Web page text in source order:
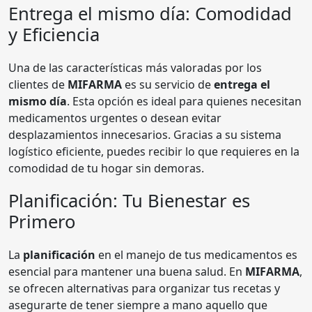
Entrega el mismo día: Comodidad
y Eficiencia
Una de las características más valoradas por los
clientes de MIFARMA es su servicio deentrega el
mismo día. Esta opción es ideal para quienes necesitan
medicamentos urgentes o desean evitar
desplazamientos innecesarios. Gracias a su sistema
logístico eficiente, puedes recibir lo que requieres en la
comodidad de tu hogar sin demoras.
Planificación: Tu Bienestar es
Primero
La planificación en el manejo de tus medicamentos es
esencial para mantener una buena salud. En MIFARMA,
se ofrecen alternativas para organizar tus recetas y
asegurarte de tener siempre a mano aquello que